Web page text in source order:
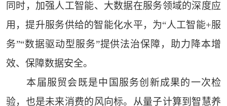
同时，加强人工智能、大数据在服务领域的深度应
用，提升服务供给的智能化水平，为“人工智能+服
务”“数据驱动型服务”提供法治保障，助力降本增
效、保障数据安全。
本届服贸会既是中国服务创新成果的一次检
验，也是未来消费的风向标。从量子计算到智慧养